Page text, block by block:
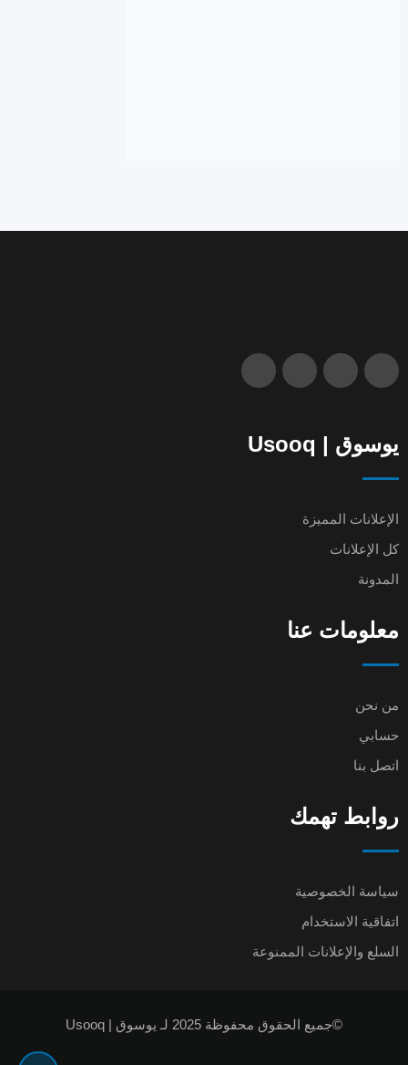
يوسوق | Usooq
الإعلانات المميزة
كل الإعلانات
المدونة
معلومات عنا
من نحن
حسابي
اتصل بنا
روابط تهمك
سياسة الخصوصية
اتفاقية الاستخدام
السلع والإعلانات الممنوعة
©جميع الحقوق محفوظة 2025 لـ يوسوق | Usooq